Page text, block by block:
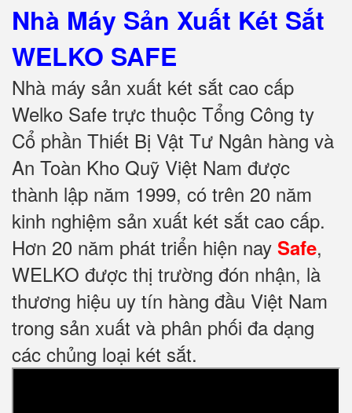
Nhà Máy Sản Xuất Két Sắt
WELKO SAFE
Nhà máy sản xuất két sắt cao cấp
Welko Safe trực thuộc Tổng Công ty
Cổ phần Thiết Bị Vật Tư Ngân hàng và
An Toàn Kho Quỹ Việt Nam được
thành lập năm 1999, có trên 20 năm
kinh nghiệm sản xuất két sắt cao cấp.
Hơn 20 năm phát triển hiện nay Safe,
WELKO được thị trường đón nhận, là
thương hiệu uy tín hàng đầu Việt Nam
trong sản xuất và phân phối đa dạng
các chủng loại két sắt.